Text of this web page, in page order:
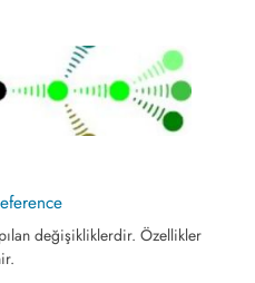
değişikliklerdir. Özellikler